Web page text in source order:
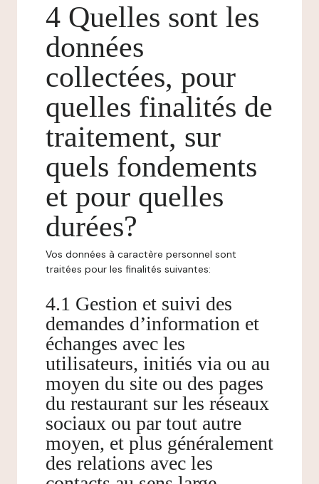
4 Quelles sont les
données
collectées, pour
quelles finalités de
traitement, sur
quels fondements
et pour quelles
durées?
Vos données à caractère personnel sont
traitées pour les finalités suivantes:
4.1 Gestion et suivi des
demandes d’information et
échanges avec les
utilisateurs, initiés via ou au
moyen du site ou des pages
du restaurant sur les réseaux
sociaux ou par tout autre
moyen, et plus généralement
des relations avec les